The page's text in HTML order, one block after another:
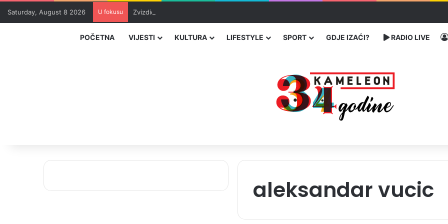
Saturday, August 8 2026 U fokusu Zvizdić, Magazinović i Kojović traže poseban status za Memorijalni centar Srebrenica
POČETNA VIJESTI KULTURA LIFESTYLE SPORT GDJE IZAĆI? RADIO LIVE
aleksandar vucic